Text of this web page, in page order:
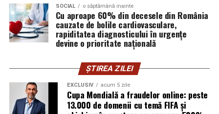
vigilența utilizatorului rămâne prima linie de apărare”,
explică Horațiu Șimon, Chief Technology Officer
cyber_Folks România.
Subiectul a fost semnalat și de FBI, care a inclus în
informările din ultima lună amenințările asociate
turneului, de la fraude online și furtul datelor până la
operațiuni de dezinformare.
Avertismentele publice s-au concentrat în principal
SOCIAL o săptămână inainte
Cu aproape 60% din decesele din România
cauzate de bolile cardiovasculare,
rapiditatea diagnosticului în urgențe
devine o prioritate națională
ȘTIREA ZILEI
EXCLUSIV acum 5 zile
Cupa Mondială a fraudelor online: peste
13.000 de domenii cu temă FIFA și